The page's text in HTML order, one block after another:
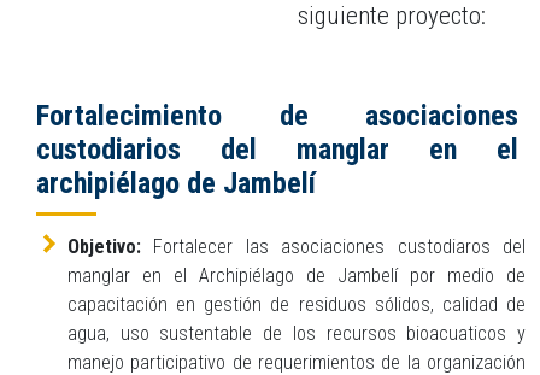
siguiente proyecto:
Fortalecimiento de asociaciones
custodiarios del manglar en el
archipiélago de Jambelí
Objetivo: Fortalecer las asociaciones custodiaros del
manglar en el Archipiélago de Jambelí por medio de
capacitación en gestión de residuos sólidos, calidad de
agua, uso sustentable de los recursos bioacuaticos y
manejo participativo de requerimientos de la organización